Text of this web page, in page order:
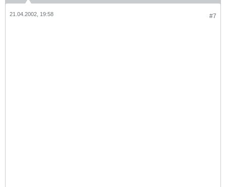
#7
21.04.2002, 19:58